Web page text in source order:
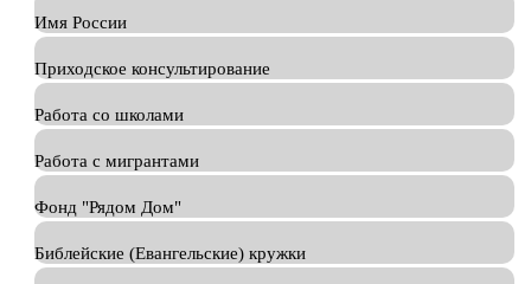
Имя России
Приходское консультирование
Работа со школами
Работа с мигрантами
Фонд "Рядом Дом"
Библейские (Евангельские) кружки